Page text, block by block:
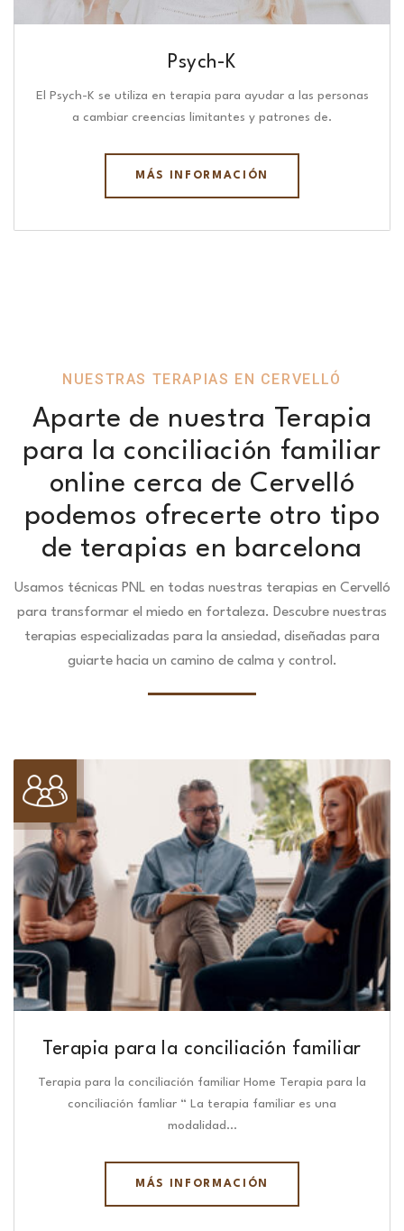
Psych-K
El Psych-K se utiliza en terapia para ayudar a las personas
a cambiar creencias limitantes y patrones de.
MÁS INFORMACIÓN
NUESTRAS TERAPIAS EN CERVELLÓ
Aparte de nuestra Terapia
para la conciliación familiar
online cerca de Cervelló
podemos ofrecerte otro tipo
de terapias en barcelona
Usamos técnicas PNL en todas nuestras terapias en Cervelló
para transformar el miedo en fortaleza. Descubre nuestras
terapias especializadas para la ansiedad, diseñadas para
guiarte hacia un camino de calma y control.
Terapia para la conciliación familiar
Terapia para la conciliación familiar Home Terapia para la
conciliación famliar “ La terapia familiar es una
modalidad…
MÁS INFORMACIÓN